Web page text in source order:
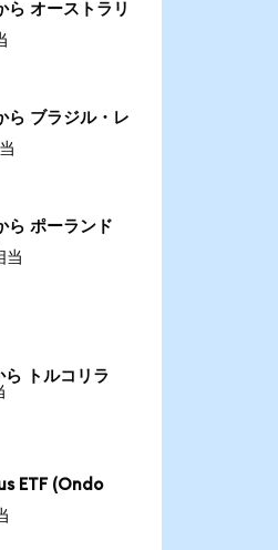
オーストラリ
ブラジル・レ
ポーランド
当
トルコリラ
ETF (Ondo